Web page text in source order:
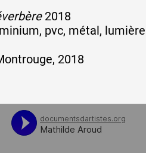
2018
pvc, métal,
2018